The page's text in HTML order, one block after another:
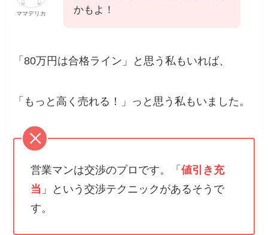
ママデリカ
かもよ！
「80万円は合格ライン」と思う私もいれば、
「もっと高く売れる！」っと思う私もいました。
営業マンは交渉のプロです。「値引き充
当 」という交渉テクニック があるそうで
す。